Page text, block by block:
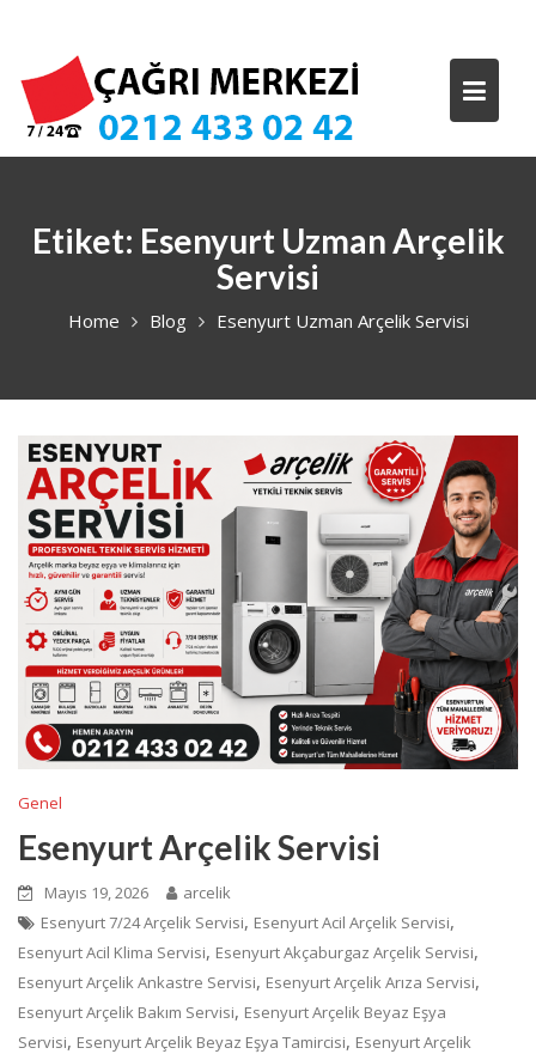
content
Etiket: Esenyurt Uzman Arçelik
Servisi
Home Blog Esenyurt Uzman Arçelik Servisi
Genel
Esenyurt Arçelik Servisi
Mayıs 19, 2026
arcelik
Esenyurt 7/24 Arçelik Servisi, Esenyurt Acil Arçelik Servisi,
Esenyurt Acil Klima Servisi, Esenyurt Akçaburgaz Arçelik Servisi,
Esenyurt Arçelik Ankastre Servisi, Esenyurt Arçelik Arıza Servisi,
Esenyurt Arçelik Bakım Servisi, Esenyurt Arçelik Beyaz Eşya
Servisi, Esenyurt Arçelik Beyaz Eşya Tamircisi, Esenyurt Arçelik